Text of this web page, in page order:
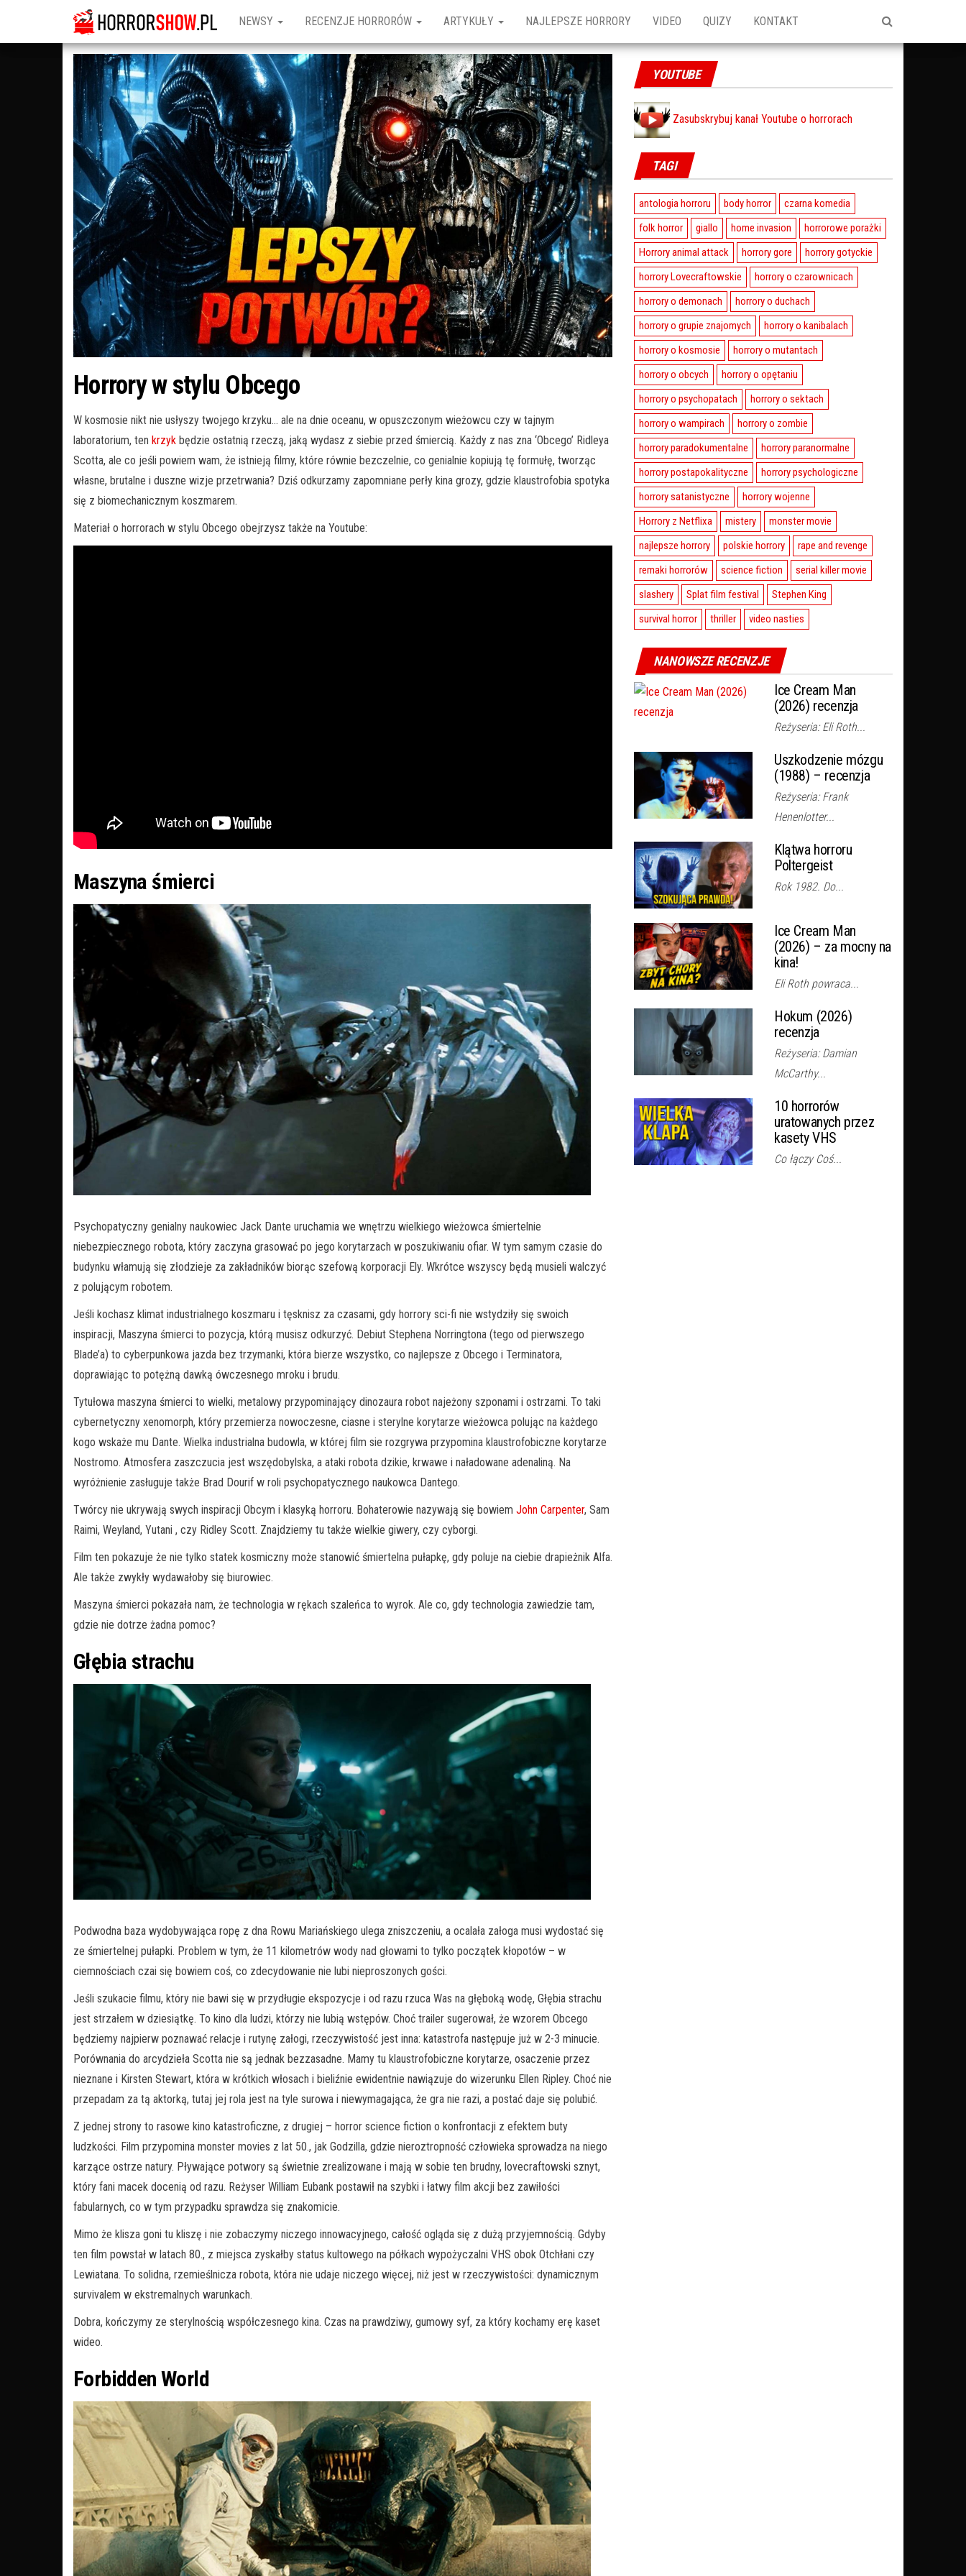
NEWSY RECENZJE HORRORÓW ARTYKUŁY NAJLEPSZE HORRORY VIDEO QUIZY KONTAKT
Horrory w stylu Obcego
W kosmosie nikt nie usłyszy twojego krzyku… ale na dnie oceanu, w opuszczonym wieżowcu czy w tajnym
laboratorium, ten krzyk będzie ostatnią rzeczą, jaką wydasz z siebie przed śmiercią. Każdy z nas zna ‘Obcego’ Ridleya
Scotta, ale co jeśli powiem wam, że istnieją filmy, które równie bezczelnie, co genialnie kopiują tę formułę, tworząc
własne, brutalne i duszne wizje przetrwania? Dziś odkurzamy zapomniane perły kina grozy, gdzie klaustrofobia spotyka
się z biomechanicznym koszmarem.
Materiał o horrorach w stylu Obcego obejrzysz także na Youtube:
Maszyna śmierci
Psychopatyczny genialny naukowiec Jack Dante uruchamia we wnętrzu wielkiego wieżowca śmiertelnie
niebezpiecznego robota, który zaczyna grasować po jego korytarzach w poszukiwaniu ofiar. W tym samym czasie do
budynku włamują się złodzieje za zakładników biorąc szefową korporacji Ely. Wkrótce wszyscy będą musieli walczyć
z polującym robotem.
Jeśli kochasz klimat industrialnego koszmaru i tęsknisz za czasami, gdy horrory sci-fi nie wstydziły się swoich
inspiracji, Maszyna śmierci to pozycja, którą musisz odkurzyć. Debiut Stephena Norringtona (tego od pierwszego
Blade’a) to cyberpunkowa jazda bez trzymanki, która bierze wszystko, co najlepsze z Obcego i Terminatora,
doprawiając to potężną dawką ówczesnego mroku i brudu.
Tytułowa maszyna śmierci to wielki, metalowy przypominający dinozaura robot najeżony szponami i ostrzami. To taki
cybernetyczny xenomorph, który przemierza nowoczesne, ciasne i sterylne korytarze wieżowca polując na każdego
kogo wskaże mu Dante. Wielka industrialna budowla, w której film sie rozgrywa przypomina klaustrofobiczne korytarze
Nostromo. Atmosfera zaszczucia jest wszędobylska, a ataki robota dzikie, krwawe i naładowane adenaliną. Na
wyróżnienie zasługuje także Brad Dourif w roli psychopatycznego naukowca Dantego.
Twórcy nie ukrywają swych inspiracji Obcym i klasyką horroru. Bohaterowie nazywają się bowiem John Carpenter, Sam
Raimi, Weyland, Yutani , czy Ridley Scott. Znajdziemy tu także wielkie giwery, czy cyborgi.
Film ten pokazuje że nie tylko statek kosmiczny może stanowić śmiertelna pułapkę, gdy poluje na ciebie drapieżnik Alfa.
Ale także zwykły wydawałoby się biurowiec.
Maszyna śmierci pokazała nam, że technologia w rękach szaleńca to wyrok. Ale co, gdy technologia zawiedzie tam,
gdzie nie dotrze żadna pomoc?
Głębia strachu
Podwodna baza wydobywająca ropę z dna Rowu Mariańskiego ulega zniszczeniu, a ocalała załoga musi wydostać się
ze śmiertelnej pułapki. Problem w tym, że 11 kilometrów wody nad głowami to tylko początek kłopotów – w
ciemnościach czai się bowiem coś, co zdecydowanie nie lubi nieproszonych gości.
Jeśli szukacie filmu, który nie bawi się w przydługie ekspozycje i od razu rzuca Was na głęboką wodę, Głębia strachu
jest strzałem w dziesiątkę. To kino dla ludzi, którzy nie lubią wstępów. Choć trailer sugerował, że wzorem Obcego
będziemy najpierw poznawać relacje i rutynę załogi, rzeczywistość jest inna: katastrofa następuje już w 2-3 minucie.
Porównania do arcydzieła Scotta nie są jednak bezzasadne. Mamy tu klaustrofobiczne korytarze, osaczenie przez
nieznane i Kirsten Stewart, która w krótkich włosach i bieliźnie ewidentnie nawiązuje do wizerunku Ellen Ripley. Choć nie
przepadam za tą aktorką, tutaj jej rola jest na tyle surowa i niewymagająca, że gra nie razi, a postać daje się polubić.
Z jednej strony to rasowe kino katastroficzne, z drugiej – horror science fiction o konfrontacji z efektem buty
ludzkości. Film przypomina monster movies z lat 50., jak Godzilla, gdzie nieroztropność człowieka sprowadza na niego
karzące ostrze natury. Pływające potwory są świetnie zrealizowane i mają w sobie ten brudny, lovecraftowski sznyt,
który fani macek docenią od razu. Reżyser William Eubank postawił na szybki i łatwy film akcji bez zawiłości
fabularnych, co w tym przypadku sprawdza się znakomicie.
Mimo że klisza goni tu kliszę i nie zobaczymy niczego innowacyjnego, całość ogląda się z dużą przyjemnością. Gdyby
ten film powstał w latach 80., z miejsca zyskałby status kultowego na półkach wypożyczalni VHS obok Otchłani czy
Lewiatana. To solidna, rzemieślnicza robota, która nie udaje niczego więcej, niż jest w rzeczywistości: dynamicznym
survivalem w ekstremalnych warunkach.
Dobra, kończymy ze sterylnością współczesnego kina. Czas na prawdziwy, gumowy syf, za który kochamy erę kaset
wideo.
Forbidden World
YOUTUBE
Zasubskrybuj kanał Youtube o horrorach
TAGI
antologia horroru body horror
czarna komedia
folk horror
giallo home invasion
horrorowe porażki
Horrory animal attack
horrory gore
horrory gotyckie
horrory Lovecraftowskie
horrory o czarownicach
horrory o demonach
horrory o duchach
horrory o grupie znajomych
horrory o kanibalach
horrory o kosmosie
horrory o mutantach
horrory o obcych
horrory o opętaniu
horrory o psychopatach
horrory o sektach
horrory o wampirach
horrory o zombie
horrory paradokumentalne
horrory paranormalne
horrory postapokalityczne
horrory psychologiczne
horrory satanistyczne
horrory wojenne
Horrory z Netflixa
mistery
monster movie
najlepsze horrory
polskie horrory
rape and revenge
remaki horrorów
science fiction
serial killer movie
slashery
Splat film festival
Stephen King
survival horror
thriller video nasties
NANOWSZE RECENZJE
Ice Cream Man
(2026) recenzja
Reżyseria: Eli Roth...
Uszkodzenie mózgu
(1988) – recenzja
Reżyseria: Frank
Henenlotter...
Klątwa horroru
Poltergeist
Rok 1982. Do...
Ice Cream Man
(2026) – za mocny na
kina!
Eli Roth powraca...
Hokum (2026)
recenzja
Reżyseria: Damian
McCarthy...
10 horrorów
uratowanych przez
kasety VHS
Co łączy Coś...